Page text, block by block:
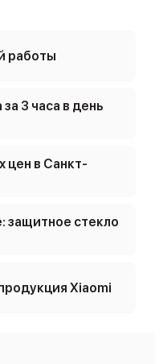
работы
3 часа в день
цен в Санкт-
защитное стекло
Xiaomi